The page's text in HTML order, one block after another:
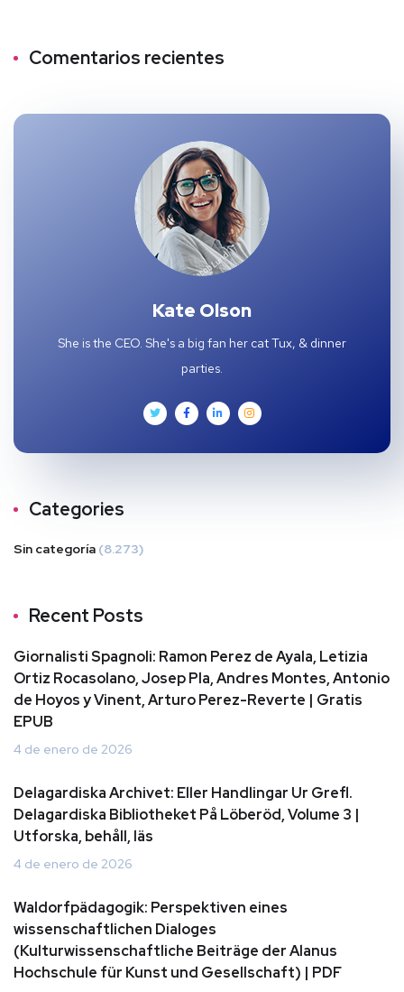
Comentarios recientes
Kate Olson
She is the CEO. She's a big fan her cat Tux, & dinner
parties.
Categories
Sin categoría (8.273)
Recent Posts
Giornalisti Spagnoli: Ramon Perez de Ayala, Letizia
Ortiz Rocasolano, Josep Pla, Andres Montes, Antonio
de Hoyos y Vinent, Arturo Perez-Reverte | Gratis
EPUB
4 de enero de 2026
Delagardiska Archivet: Eller Handlingar Ur Grefl.
Delagardiska Bibliotheket På Löberöd, Volume 3 |
Utforska, behåll, läs
4 de enero de 2026
Waldorfpädagogik: Perspektiven eines
wissenschaftlichen Dialoges
(Kulturwissenschaftliche Beiträge der Alanus
Hochschule für Kunst und Gesellschaft) | PDF